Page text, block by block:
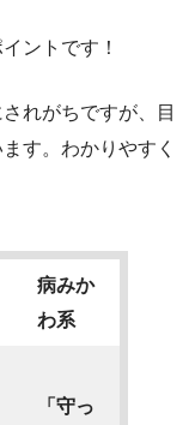
ントです！
れがちですが、目
す。わかりやすく
病みか
わ系
「守っ